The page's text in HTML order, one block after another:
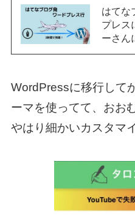
はてな
プレス
ーさん
WordPressに移行して
ーマを使ってて、おお
やはり細かいカスタマ